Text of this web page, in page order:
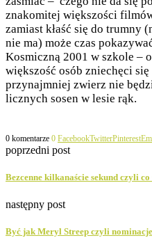
znakomitej większości
zamiast kłaść się do trumny
nie ma) może czas
Kosmiczną 2001 w szkole –
większość osób zniechęci
przynajmniej zwierz nie
licznych sosen w lesie rąk.
0 komentarze 0 FacebookTwitterPinterest
poprzedni post
Bezcenne kilkanaście sekund czyli
następny post
Być jak Meryl Streep czyli